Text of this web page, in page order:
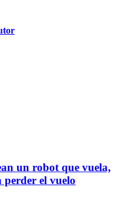
un robot que vuela,
perder el vuelo